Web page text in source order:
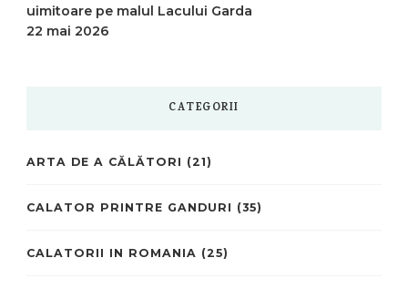
uimitoare pe malul Lacului Garda
22 mai 2026
CATEGORII
ARTA DE A CĂLĂTORI (21)
CALATOR PRINTRE GANDURI (35)
CALATORII IN ROMANIA (25)